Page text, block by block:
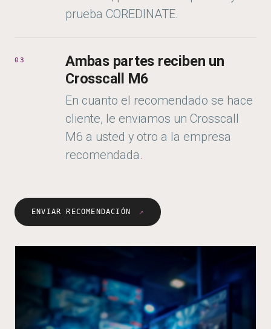
prueba COREDINATE.
03
Ambas partes reciben un
Crosscall M6
En cuanto el recomendado se hace
cliente, le enviamos un Crosscall
M6 a usted y otro a la empresa
recomendada.
ENVIAR RECOMENDACIÓN